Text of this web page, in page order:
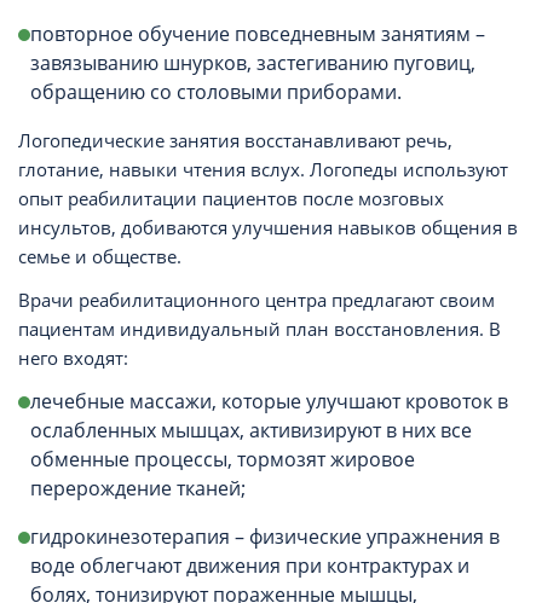
повторное обучение повседневным занятиям –
завязыванию шнурков, застегиванию пуговиц,
обращению со столовыми приборами.
Логопедические занятия восстанавливают речь,
глотание, навыки чтения вслух. Логопеды используют
опыт реабилитации пациентов после мозговых
инсультов, добиваются улучшения навыков общения в
семье и обществе.
Врачи реабилитационного центра предлагают своим
пациентам индивидуальный план восстановления. В
него входят:
лечебные массажи, которые улучшают кровоток в
ослабленных мышцах, активизируют в них все
обменные процессы, тормозят жировое
перерождение тканей;
гидрокинезотерапия – физические упражнения в
воде облегчают движения при контрактурах и
болях, тонизируют пораженные мышцы,